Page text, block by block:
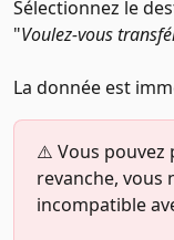
Sélectionnez le
"Voulez-vous
La donnée est
⚠️ Vous pouvez
revanche, vous
incompatible